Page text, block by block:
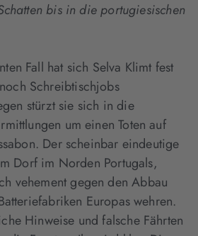
bis in die portugiesischen
Fall hat sich Selva Klimt fest
Schreibtischjobs
stürzt sie sich in die
um einen Toten auf
Der scheinbar eindeutige
Dorf im Norden Portugals,
vehement gegen den Abbau
Europas wehren.
Hinweise und falsche Fährten